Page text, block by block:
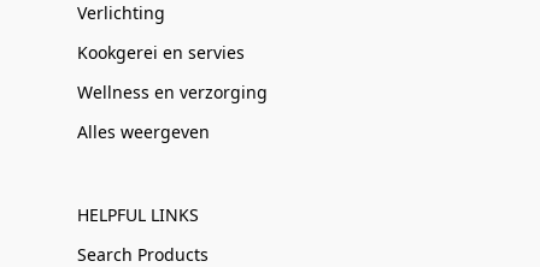
Verlichting
Kookgerei en servies
Wellness en verzorging
Alles weergeven
HELPFUL LINKS
Search Products